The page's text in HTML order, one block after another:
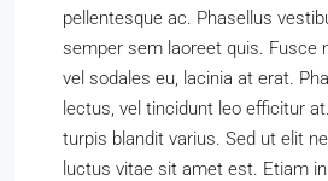
pellentesque ac. Phasellus
semper sem laoreet quis. Fusce
vel sodales eu, lacinia at erat.
lectus, vel tincidunt leo efficitur
turpis blandit varius. Sed ut elit
luctus vitae sit amet est. Etiam